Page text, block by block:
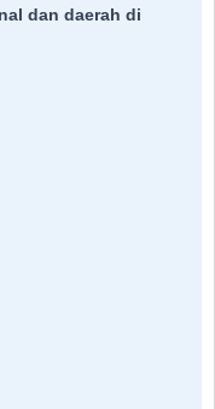
dan daerah di